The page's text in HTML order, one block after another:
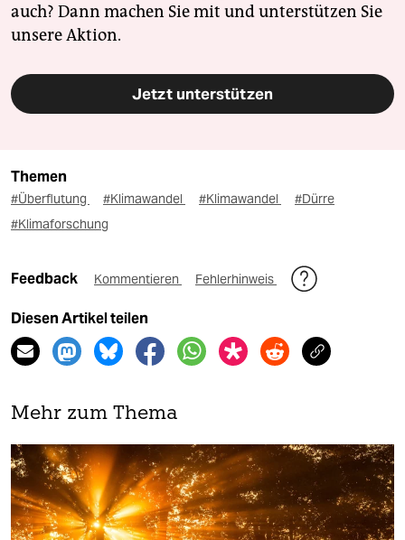
auch? Dann machen Sie mit und unterstützen Sie
unsere Aktion.
Jetzt unterstützen
Themen
#Überflutung #Klimawandel #Klimawandel
#Dürre
#Klimaforschung
Feedback Kommentieren Fehlerhinweis
Diesen Artikel teilen
Mehr zum Thema